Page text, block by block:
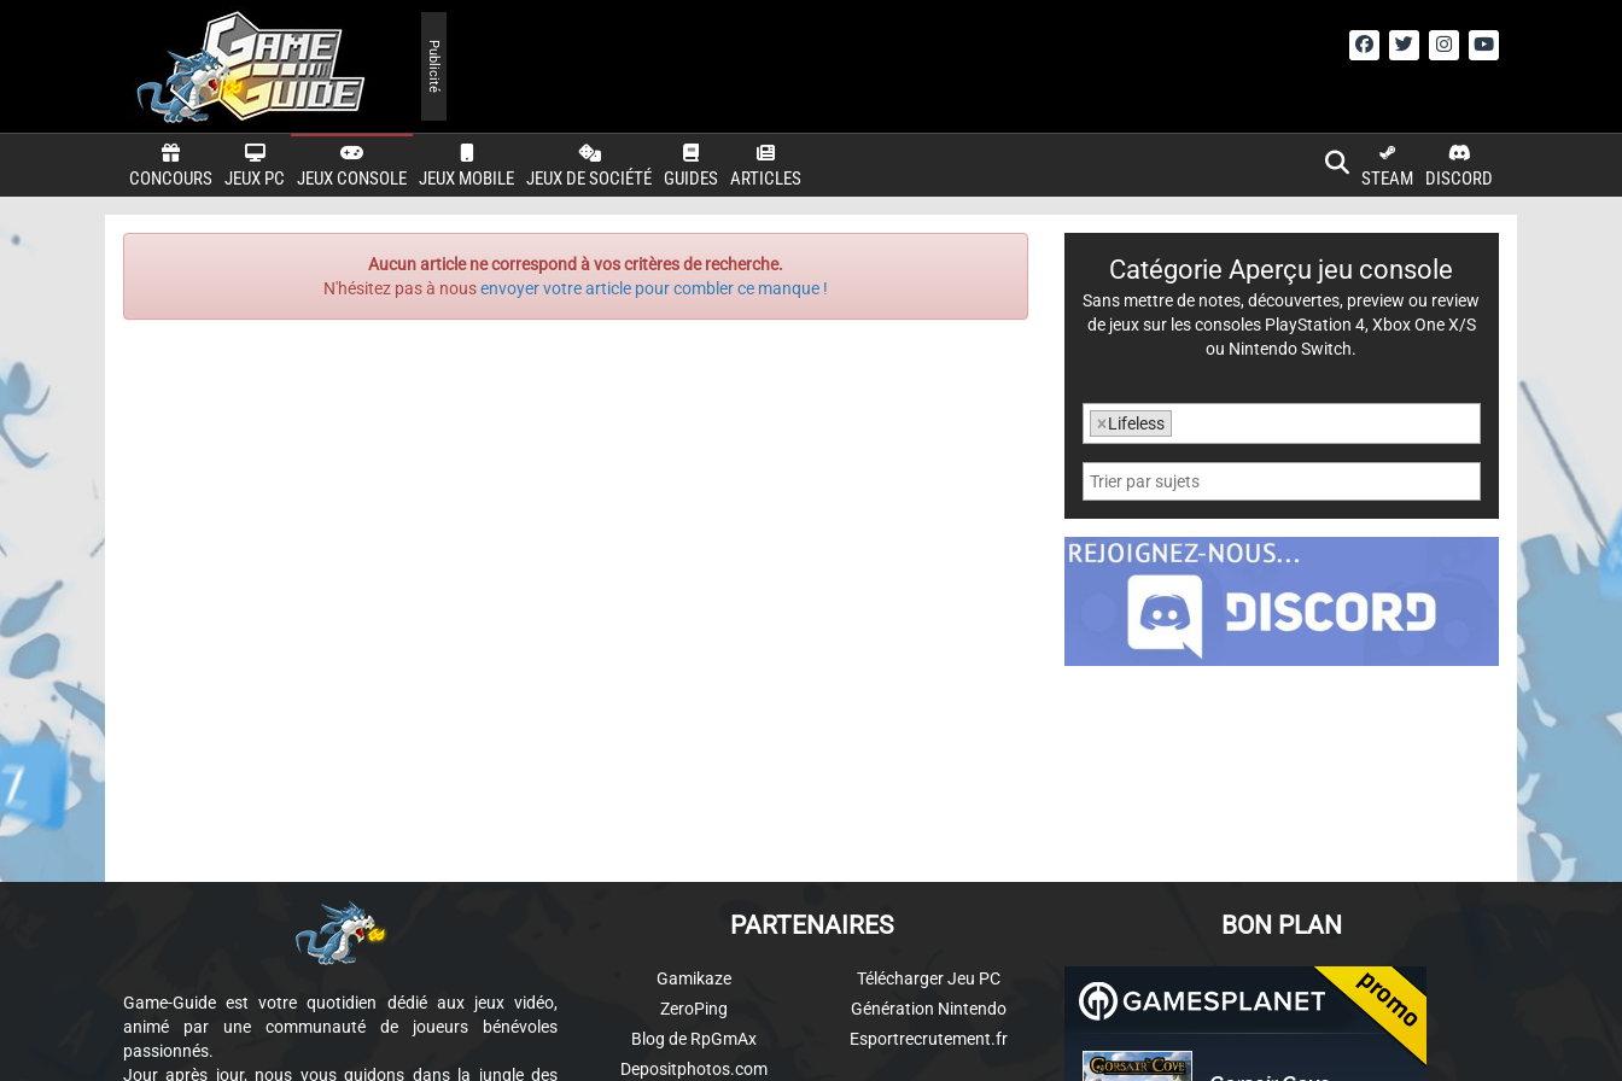
CONCOURS JEUX PC JEUX CONSOLE JEUX MOBILE JEUX DE SOCIÉTÉ GUIDES ARTICLES DISCORD
STEAM
Publicité
Aucun article ne correspond à vos critères de recherche.
N'hésitez pas à nousenvoyer votre article pour combler ce manque !
Catégorie Aperçu jeu console
Sans mettre de notes, découvertes, preview ou review
de jeux sur les consoles PlayStation 4, Xbox One X/S
ou Nintendo Switch.
×Lifeless
Game-Guide est votre quotidien dédié aux jeux vidéo,
animé par une communauté de joueurs bénévoles
passionnés.
Jour après jour, nous vous guidons dans la jungle des
PARTENAIRES
Gamikaze
ZeroPing
Blog de RpGmAx
Depositphotos.com
Télécharger Jeu PC
Génération Nintendo
Esportrecrutement.fr
BON PLAN